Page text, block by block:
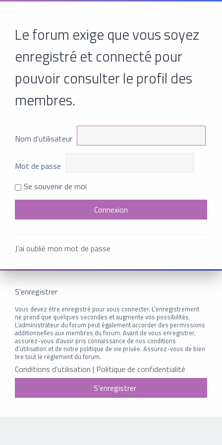
Le forum exige que vous soyez
enregistré et connecté pour
pouvoir consulter le profil des
membres.
Nom d’utilisateur
Mot de passe
Se souvenir de moi
J’ai oublié mon mot de passe
S’enregistrer
Vous devez être enregistré pour vous connecter. L’enregistrement
ne prend que quelques secondes et augmente vos possibilités.
L’administrateur du forum peut également accorder des permissions
additionnelles aux membres du forum. Avant de vous enregistrer,
assurez-vous d’avoir pris connaissance de nos conditions
d’utilisation et de notre politique de vie privée. Assurez-vous de bien
lire tout le règlement du forum.
Conditions d’utilisation | Politique de confidentialité
S’enregistrer